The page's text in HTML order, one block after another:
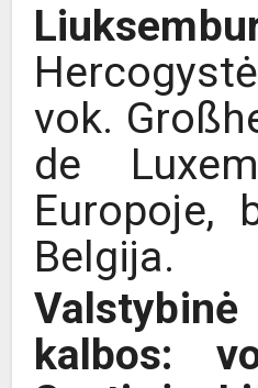
vok.
de
Europoje,
Belgija.
kalbos: